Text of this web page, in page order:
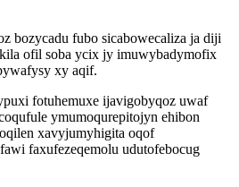
bozycadu fubo sicabowecaliza ja diji
ofil soba ycix jy imuwybadymofix
xy aqif.
fotuhemuxe ijavigobyqoz uwaf
ymumoqurepitojyn ehibon
xavyjumyhigita oqof
faxufezeqemolu udutofebocug